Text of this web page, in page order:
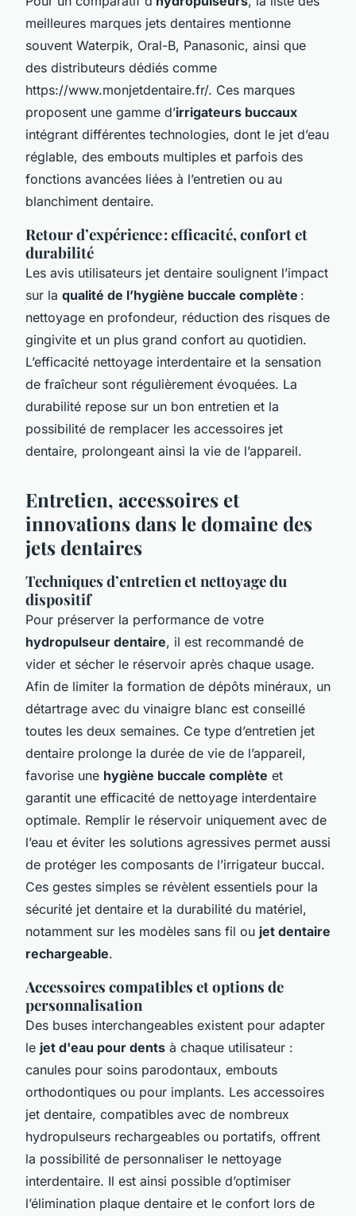
meilleures marques jets dentaires mentionne
souvent Waterpik, Oral-B, Panasonic, ainsi que
des distributeurs dédiés comme
https://www.monjetdentaire.fr/. Ces marques
proposent une gamme d’irrigateurs buccaux
intégrant différentes technologies, dont le jet d’eau
réglable, des embouts multiples et parfois des
fonctions avancées liées à l’entretien ou au
blanchiment dentaire.
Retour d’expérience : efficacité, confort et
durabilité
Les avis utilisateurs jet dentaire soulignent l’impact
sur la qualité de l’hygiène buccale complète :
nettoyage en profondeur, réduction des risques de
gingivite et un plus grand confort au quotidien.
L’efficacité nettoyage interdentaire et la sensation
de fraîcheur sont régulièrement évoquées. La
durabilité repose sur un bon entretien et la
possibilité de remplacer les accessoires jet
dentaire, prolongeant ainsi la vie de l’appareil.
Entretien, accessoires et
innovations dans le domaine des
jets dentaires
Techniques d’entretien et nettoyage du
dispositif
Pour préserver la performance de votre
hydropulseur dentaire, il est recommandé de
vider et sécher le réservoir après chaque usage.
Afin de limiter la formation de dépôts minéraux, un
détartrage avec du vinaigre blanc est conseillé
toutes les deux semaines. Ce type d’entretien jet
dentaire prolonge la durée de vie de l’appareil,
favorise une hygiène buccale complète et
garantit une efficacité de nettoyage interdentaire
optimale. Remplir le réservoir uniquement avec de
l’eau et éviter les solutions agressives permet aussi
de protéger les composants de l’irrigateur buccal.
Ces gestes simples se révèlent essentiels pour la
sécurité jet dentaire et la durabilité du matériel,
notamment sur les modèles sans fil ou jet dentaire
rechargeable.
Accessoires compatibles et options de
personnalisation
Des buses interchangeables existent pour adapter
le jet d'eau pour dents à chaque utilisateur :
canules pour soins parodontaux, embouts
orthodontiques ou pour implants. Les accessoires
jet dentaire, compatibles avec de nombreux
hydropulseurs rechargeables ou portatifs, offrent
la possibilité de personnaliser le nettoyage
interdentaire. Il est ainsi possible d’optimiser
l’élimination plaque dentaire et le confort lors de